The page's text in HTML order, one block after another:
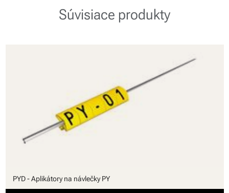
Súvisiace produkty
PYD - Aplikátory na návlečky PY